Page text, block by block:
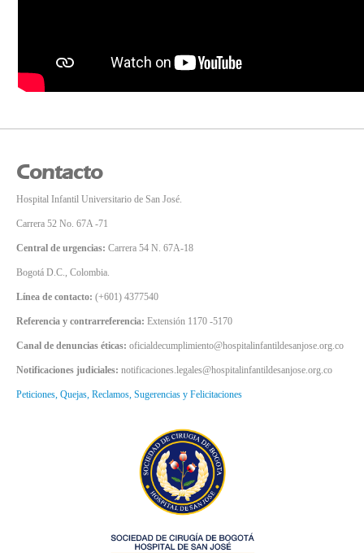
Contacto
Hospital Infantil Universitario de San José.
Carrera 52 No. 67A -71
Central de urgencias: Carrera 54 N. 67A-18
Bogotá D.C., Colombia.
Línea de contacto: (+601) 4377540
Referencia y contrarreferencia: Extensión 1170 -5170
Canal de denuncias éticas: oficialdecumplimiento@hospitalinfantildesanjose.org.co
Notificaciones judiciales: notificaciones.legales@hospitalinfantildesanjose.org.co
Peticiones, Quejas, Reclamos, Sugerencias y Felicitaciones